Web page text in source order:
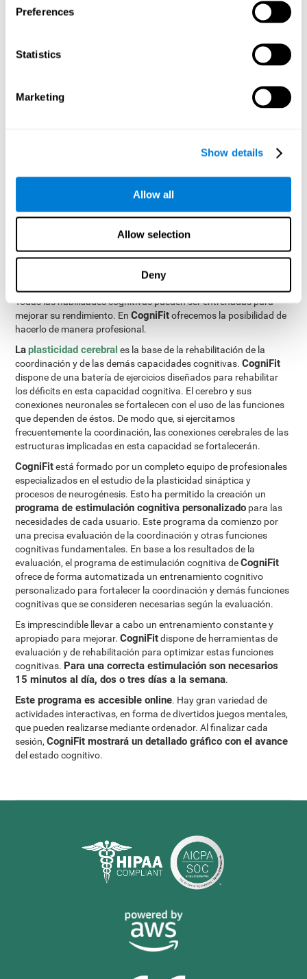
Preferences
Statistics
Marketing
Show details
Allow all
Allow selection
Deny
objetos en la pantalla durante un periodo corto de tiempo y
desaparece. Acto seguido aparecen cuatro letras, y sólo una
siendo esa la letra objetivo. Hay que llevarlo a cabo tan
: Aparecen tres objetos
en la pantalla. Primero habrá que recordar el orden de
habrá que detectar la secuencia inicial en el mismo orden.
Inicialmente habrá que atender al tamaño de la forma e
indicar el más alto. Después, habrá que atender bloque que
Rehabilitar, mejorar y estimular
la coordinación
Todas las habilidades cognitivas pueden ser entrenadas para
mejorar su rendimiento. EnCogniFitofrecemos la posibilidad de
hacerlo de manera profesional.
Laplasticidad cerebral es la base de la rehabilitación de la
coordinación y de las demás capacidades cognitivas.CogniFit
dispone de una batería de ejercicios diseñados para rehabilitar
los déficits en esta capacidad cognitiva. El cerebro y sus
conexiones neuronales se fortalecen con el uso de las funciones
que dependen de éstos. De modo que, si ejercitamos
frecuentemente la coordinación, las conexiones cerebrales de las
estructuras implicadas en esta capacidad se fortalecerán.
CogniFitestá formado por un completo equipo de profesionales
especializados en el estudio de la plasticidad sináptica y
procesos de neurogénesis. Esto ha permitido la creación un
programa de estimulación cognitiva personalizado para las
necesidades de cada usuario. Este programa da comienzo por
una precisa evaluación de la coordinación y otras funciones
cognitivas fundamentales. En base a los resultados de la
evaluación, el programa de estimulación cognitiva deCogniFit
ofrece de forma automatizada un entrenamiento cognitivo
personalizado para fortalecer la coordinación y demás funciones
cognitivas que se consideren necesarias según la evaluación.
Es imprescindible llevar a cabo un entrenamiento constante y
apropiado para mejorar.CogniFitdispone de herramientas de
evaluación y de rehabilitación para optimizar estas funciones
cognitivas. Para una correcta estimulación son necesarios
15 minutos al día, dos o tres días a la semana.
Este programa es accesible online. Hay gran variedad de
actividades interactivas, en forma de divertidos juegos mentales,
que pueden realizarse mediante ordenador. Al finalizar cada
sesión,CogniFit mostrará un detallado gráfico con el avance
del estado cognitivo.